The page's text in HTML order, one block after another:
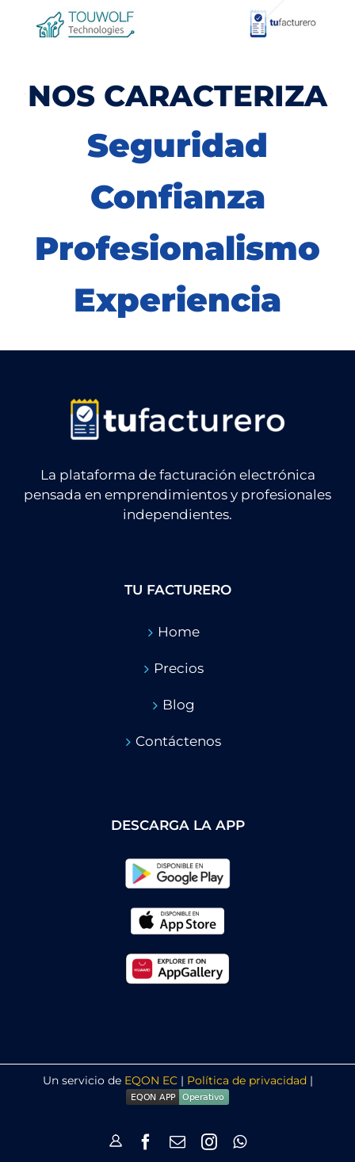
NOS CARACTERIZA
Seguridad
Confianza
Profesionalismo
Experiencia
La plataforma de facturación electrónica
pensada en emprendimientos y profesionales
independientes.
TU FACTURERO
Home
Precios
Blog
Contáctenos
DESCARGA LA APP
Un servicio de EQON EC| Política de privacidad|
Login Facebook
CorreoInstagramWhatsApp